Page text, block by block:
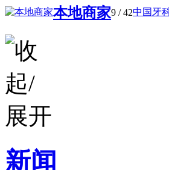
本地商家9 / 42中国牙
新闻